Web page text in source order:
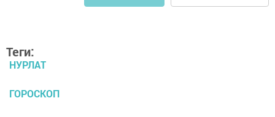
Теги:
НУРЛАТ
ГОРОСКОП